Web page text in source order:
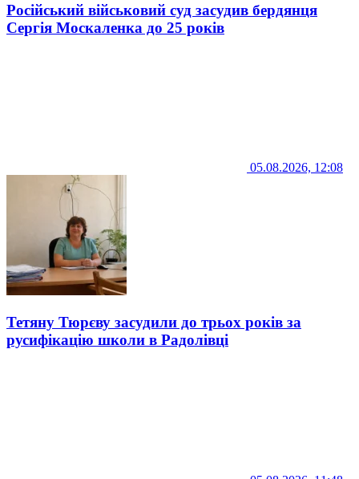
Російський військовий суд засудив бердянця
Сергія Москаленка до 25 років
05.08.2026, 12:08
Тетяну Тюрєву засудили до трьох років за
русифікацію школи в Радолівці